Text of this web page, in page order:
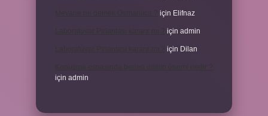
için Elifnaz
için admin
için Dilan
için admin